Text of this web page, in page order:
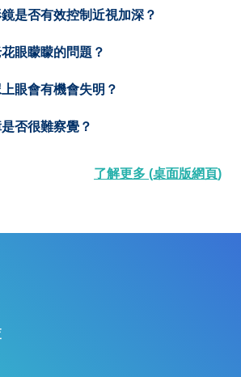
是否有效控制近視加深？
眼矇矇的問題？
眼會有機會失明？
否很難察覺？
了解更多 (桌面版網頁)